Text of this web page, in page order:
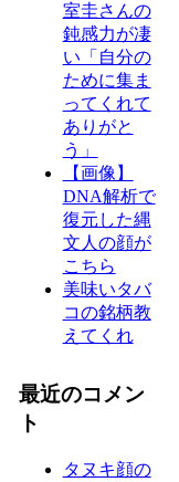
室圭さんの
鈍感力が凄
い「自分の
ために集ま
ってくれて
ありがと
う」
【画像】
DNA解析で
復元した縄
文人の顔が
こちら
美味いタバ
コの銘柄教
えてくれ
最近のコメン
ト
タヌキ顔の